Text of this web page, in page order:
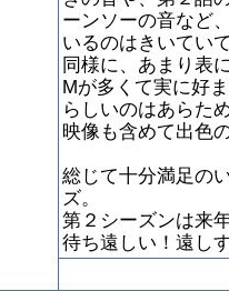
ーンソーの音など
いるのはきいてい
同様に、あまり表
Mが多くて実に好
らしいのはあらた
映像も含めて出色
総じて十分満足の
ズ。
第２シーズンは来
待ち遠しい！遠し